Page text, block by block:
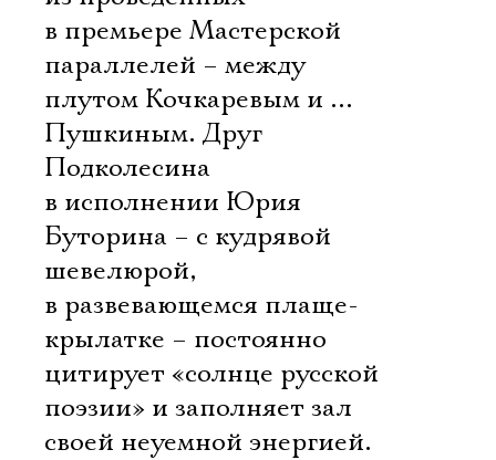
в премьере Мастерской
параллелей – между
плутом Кочкаревым и …
Пушкиным. Друг
Подколесина
в исполнении Юрия
Буторина – с кудрявой
шевелюрой,
в развевающемся плаще-
крылатке – постоянно
цитирует «солнце русской
поэзии» и заполняет зал
своей неуемной энергией.